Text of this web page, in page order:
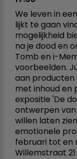
We leven in
lijkt te gaan
mogelijkheid
na je dood en
Tomb en i-
voorbeelden.
aan producten
met inhoud en
expositie 'De
ontwerpen
willen laten
emotionele
februari tot en
Willemstraat 21